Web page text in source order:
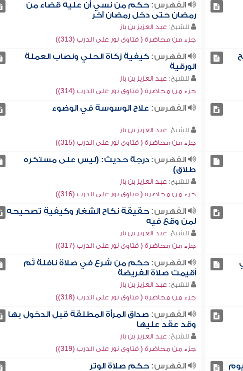
الفهرس: حكم من نسي أن عليه قضاء من
رمضان حتى دخل رمضان آخر
للشيخ: عبد العزيز بن باز
جزء من محاضرة ( فتاوى نور على الدرب (313))
الفهرس: كيفية زكاة الحلي ونصاب العملة
الورقية
للشيخ: عبد العزيز بن باز
جزء من محاضرة ( فتاوى نور على الدرب (314))
الفهرس: علاج الوسوسة في الوضوء
للشيخ: عبد العزيز بن باز
جزء من محاضرة ( فتاوى نور على الدرب (315))
الفهرس: درجة حديث: (ليس على مستكره
طلاق)
للشيخ: عبد العزيز بن باز
جزء من محاضرة ( فتاوى نور على الدرب (316))
الفهرس: حقيقة نكاح الشغار وكيفية تصحيحه
لمن وقع فيه
للشيخ: عبد العزيز بن باز
جزء من محاضرة ( فتاوى نور على الدرب (317))
الفهرس: حكم من شرع في صلاة نافلة ثم
أقيمت صلاة الفريضة
للشيخ: عبد العزيز بن باز
جزء من محاضرة ( فتاوى نور على الدرب (318))
الفهرس: صداق المرأة المطلقة قبل الدخول بها
وقد عقد عليها
للشيخ: عبد العزيز بن باز
جزء من محاضرة ( فتاوى نور على الدرب (319))
الفهرس: حكم صلاة الوتر